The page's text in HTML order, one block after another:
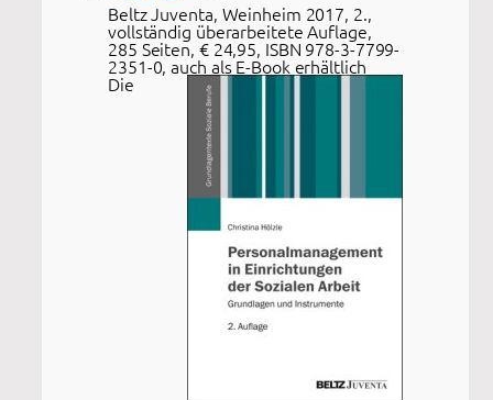
Beltz Juventa, Weinheim 2017, 2.,
vollständig überarbeitete Auflage,
285 Seiten, € 24,95, ISBN 978-3-7799-
2351-0, auch als E-Book erhältlich
Die